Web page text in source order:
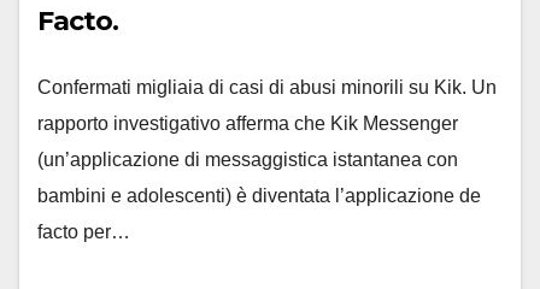
Facto.
Confermati migliaia di casi di abusi minorili su Kik. Un
rapporto investigativo afferma che Kik Messenger
(un’applicazione di messaggistica istantanea con
bambini e adolescenti) è diventata l’applicazione de
facto per…